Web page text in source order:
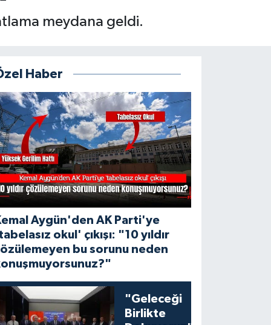
meydana geldi.
Haber
Aygün'den AK Parti'ye
okul' çıkışı: "10 yıldır
bu sorunu neden
"Geleceği
Birlikte